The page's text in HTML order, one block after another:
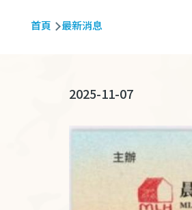
航
首頁 最新消息
2025-11-07